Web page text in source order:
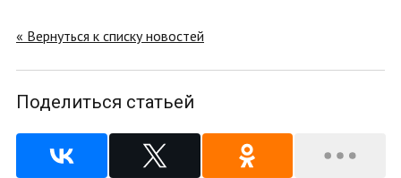
« Вернуться к списку новостей
Поделиться статьей